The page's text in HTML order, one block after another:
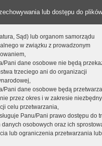
lub dostępu do
Sąd) lub organom samorządu
w związku z prowadzonym
Pani dane osobowe nie będą
trzeciego ani do organizacji
Pani dane osobowe będą
przez okres i w zakresie
celu przetwarzania,
Panu/Pani prawo dostępu do
danych osobowych oraz ich
lub ograniczenia przetwarzania